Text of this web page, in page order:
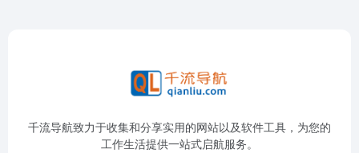
千流导航致力于收集和分享实用的网站以及软件工具，为您的
工作生活提供一站式启航服务。